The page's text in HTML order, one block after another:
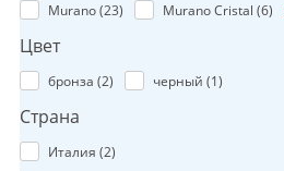
Murano (23) Murano Cristal (6)
Цвет
бронза (2) черный (1)
Страна
Италия (2)